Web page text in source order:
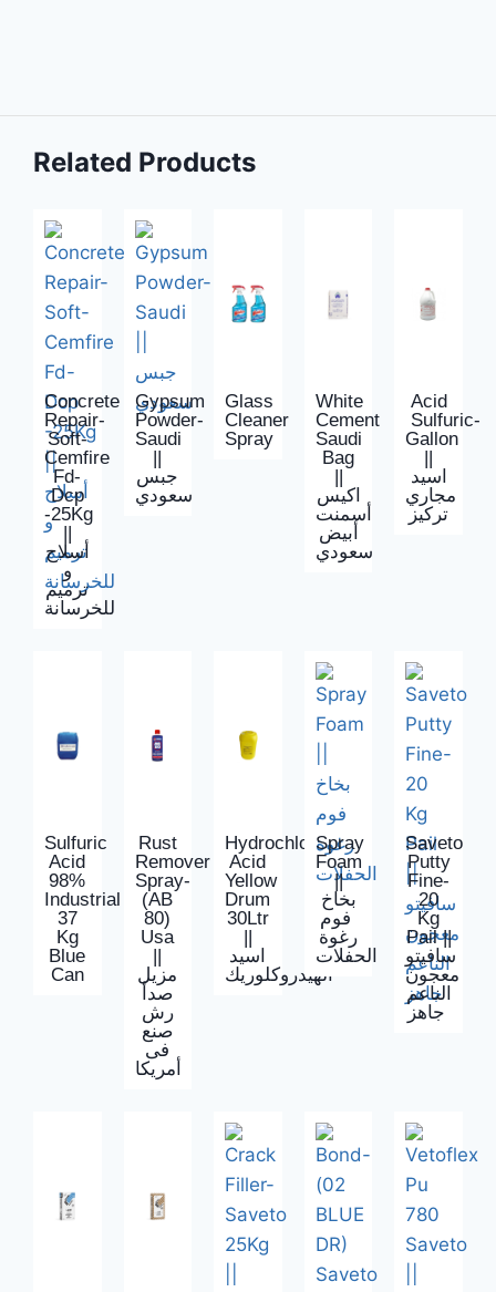
Related Products
Concrete
Repair-
Soft-
Cemfire
Fd-
Dcp
-25Kg
أسلاح
و
ترميم
للخرسانة
Gypsum
Powder-
Saudi
جبس
سعودي
Glass
Cleaner
Spray
White
Cement
Saudi
Bag
اكيس
أسمنت
أبيض
سعودي
Acid
Sulfuric-
Gallon
اسيد
مجاري
تركيز
Sulfuric
Acid
98%
Industrial
37
Kg
Blue
Can
Rust
Remover
Spray-
(AB
80)
Usa
مزيل
صدأ
رش
صنع
فى
أمريكا
Hydrochloric
Acid
Yellow
Drum
30Ltr
اسيد
الهيدروكلوريك
Spray
Foam
||
بخاخ
فوم
رغوة
الحفلات
Saveto
Putty
Fine-
20
Kg
Pail ||
سافيتو
معجون
الناعم
جاهز